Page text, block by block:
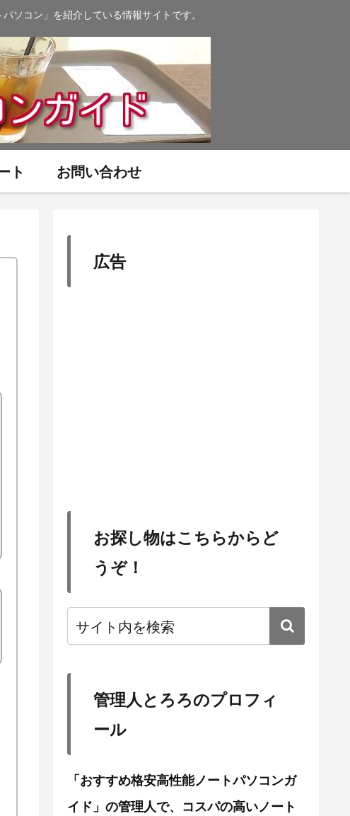
ソコン」を紹介している情報サイトです。
ト お問い合わせ
広告
お探し物はこちらからど
うぞ！
管理人とろろのプロフィ
ール
「おすすめ格安高性能ノートパソコンガ
イド」の管理人で、コスパの高いノート